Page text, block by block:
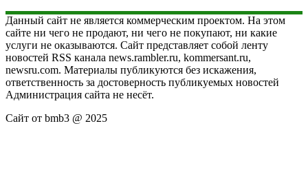
Данный сайт не является коммерческим проектом. На этом
сайте ни чего не продают, ни чего не покупают, ни какие
услуги не оказываются. Сайт представляет собой ленту
новостей RSS канала news.rambler.ru, kommersant.ru,
newsru.com. Материалы публикуются без искажения,
ответственность за достоверность публикуемых новостей
Администрация сайта не несёт.
Сайт от bmb3 @ 2025